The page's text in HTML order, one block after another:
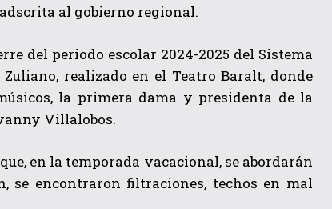
al gobierno regional.
del periodo escolar 2024-2025 del Sistema
realizado en el Teatro Baralt, donde
la primera dama y presidenta de la
Villalobos.
en la temporada vacacional, se abordarán
se encontraron filtraciones, techos en mal